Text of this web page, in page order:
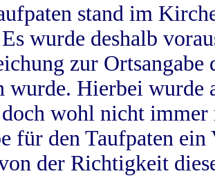
stand im
wurde deshalb
zur
wurde. Hierbei wurde
wohl nicht
für den Taufpaten
der Richtigkeit